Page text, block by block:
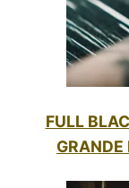
FULL
GRANDE